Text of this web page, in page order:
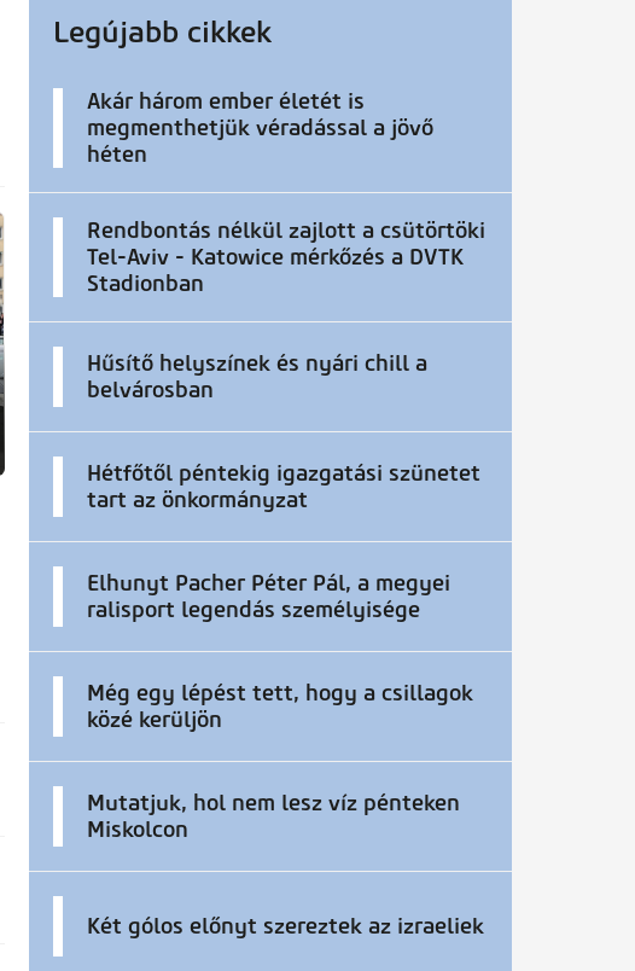
Legújabb cikkek
Akár három ember életét is
megmenthetjük véradással a jövő
héten
Rendbontás nélkül zajlott a csütörtöki
Tel-Aviv - Katowice mérkőzés a DVTK
Stadionban
Hűsítő helyszínek és nyári chill a
belvárosban
Hétfőtől péntekig igazgatási szünetet
tart az önkormányzat
Elhunyt Pacher Péter Pál, a megyei
ralisport legendás személyisége
Még egy lépést tett, hogy a csillagok
közé kerüljön
Mutatjuk, hol nem lesz víz pénteken
Miskolcon
Két gólos előnyt szereztek az izraeliek